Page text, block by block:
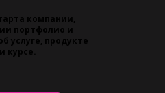
компании,
портфолио и
услуге, продукте
курсе.